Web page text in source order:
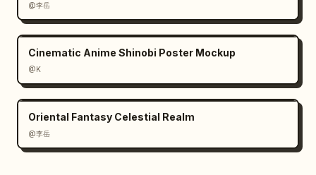
@李岳
Cinematic Anime Shinobi Poster Mockup
@K
Oriental Fantasy Celestial Realm
@李岳